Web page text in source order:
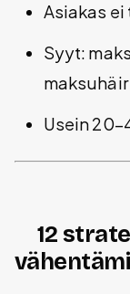
Asiakas
Syyt:
Usein 20-
12